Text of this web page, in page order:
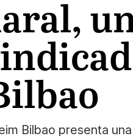
Bilbao presenta